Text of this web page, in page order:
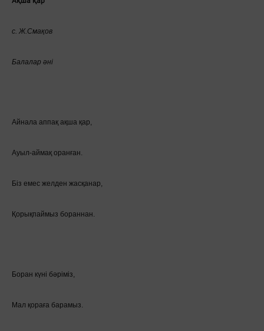
с. Ж.Смақов
Балалар әні
Айнала аппақ ақша қар,
Ауыл-аймақ оранған.
Біз емес желден жасқанар,
Қорықпаймыз бораннан.
Боран күні бәріміз,
Мал қораға барамыз.